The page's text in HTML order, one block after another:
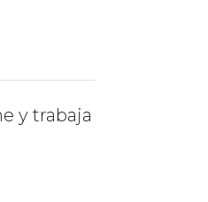
y trabaja